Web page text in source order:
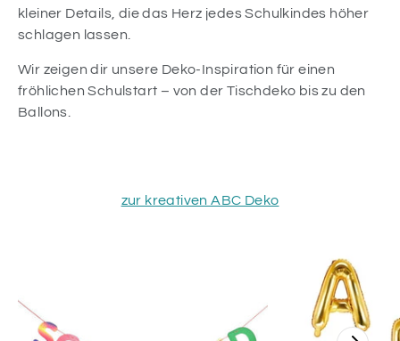
kleiner Details, die das Herz jedes Schulkindes höher
schlagen lassen.
Wir zeigen dir unsere Deko-Inspiration für einen
fröhlichen Schulstart – von der Tischdeko bis zu den
Ballons.
zur kreativen ABC Deko